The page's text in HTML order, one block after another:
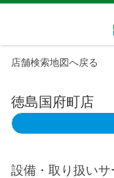
店舗検索地図へ戻る
徳島国府町店
設備・取り扱いサ